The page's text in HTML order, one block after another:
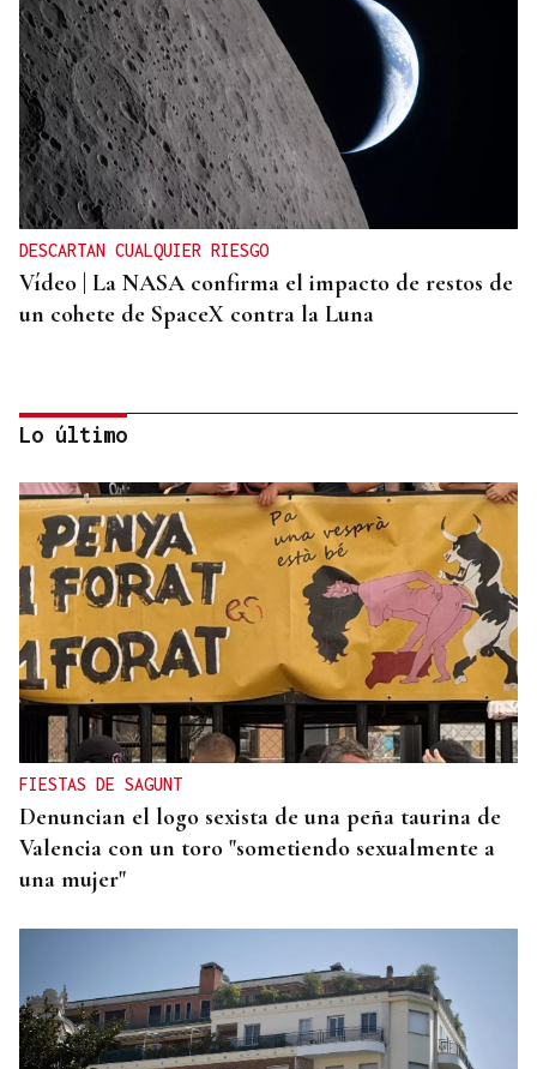
DESCARTAN CUALQUIER RIESGO
Vídeo | La NASA confirma el impacto de restos de
un cohete de SpaceX contra la Luna
ORÁCULO DAS BURGAS
Horóscopo del día: jueves, 6 de agosto
Lo último
FIESTAS DE SAGUNT
Denuncian el logo sexista de una peña taurina de
Valencia con un toro "sometiendo sexualmente a
una mujer"